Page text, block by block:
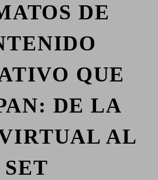
DE
QUE
DE LA
AL
SET